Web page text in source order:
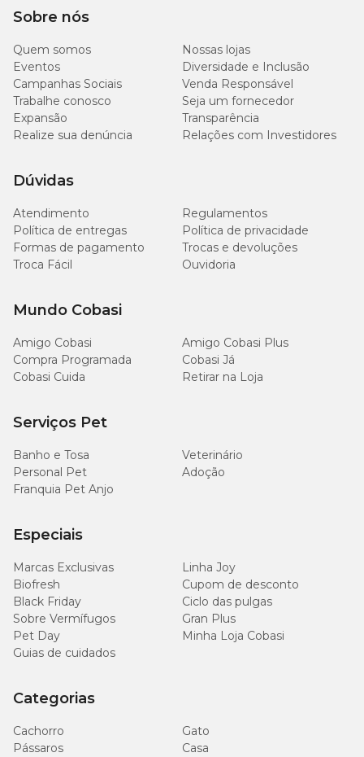
Sobre nós
Quem somos
Nossas lojas
Eventos
Diversidade e Inclusão
Campanhas Sociais
Venda Responsável
Trabalhe conosco
Seja um fornecedor
Expansão
Transparência
Realize sua denúncia
Relações com Investidores
Dúvidas
Atendimento
Regulamentos
Política de entregas
Política de privacidade
Formas de pagamento
Trocas e devoluções
Troca Fácil
Ouvidoria
Mundo Cobasi
Amigo Cobasi
Amigo Cobasi Plus
Compra Programada
Cobasi Já
Cobasi Cuida
Retirar na Loja
Serviços Pet
Banho e Tosa
Veterinário
Personal Pet
Adoção
Franquia Pet Anjo
Especiais
Marcas Exclusivas
Linha Joy
Biofresh
Cupom de desconto
Black Friday
Ciclo das pulgas
Sobre Vermífugos
Gran Plus
Pet Day
Minha Loja Cobasi
Guias de cuidados
Categorias
Cachorro
Gato
Pássaros
Casa